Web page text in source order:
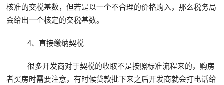
核准的交税基数，但若是以一个不合理的价格购入，那么税务局
会给出一个核定的交税基数。
4、直接缴纳契税
很多开发商对于契税的收取不是按照标准流程来的，购房
者买房时需要注意，有时候贷款批下来之后开发商就会打电话给